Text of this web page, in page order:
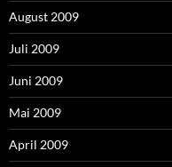
August 2009
Juli 2009
Juni 2009
Mai 2009
April 2009